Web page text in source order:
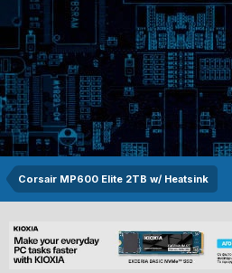
Corsair MP600 Elite 2TB w/ Heatsink